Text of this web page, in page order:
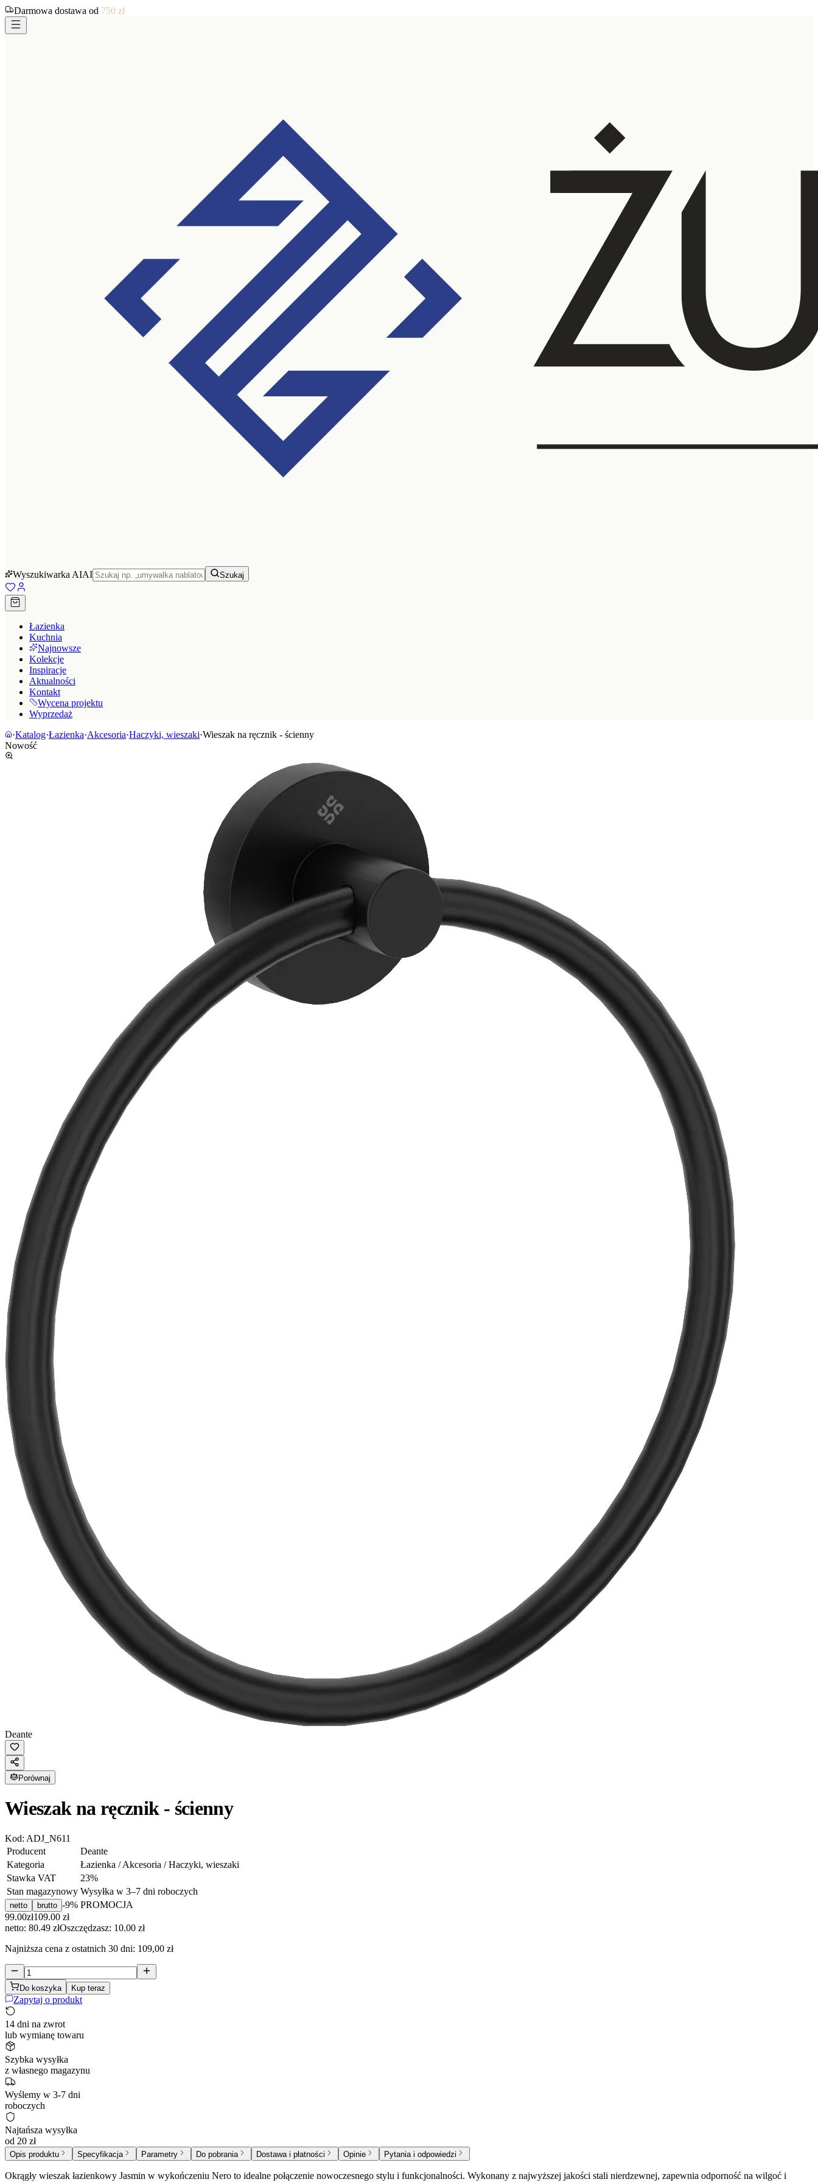
Darmowa dostawa od 750 zł
Wyszukiwarka AIAI Szukaj
Łazienka
Kuchnia
Najnowsze
Kolekcje
Inspiracje
Aktualności
Kontakt
Wycena projektu
Wyprzedaż
·Katalog·Łazienka·Akcesoria·Haczyki, wieszaki·Wieszak na ręcznik - ścienny
Nowość
Deante
Porównaj
Wieszak na ręcznik - ścienny
Kod: ADJ_N611
Producent
Deante
Kategoria
Łazienka / Akcesoria / Haczyki, wieszaki
Stawka VAT
23%
Stan magazynowy Wysyłka w 3–7 dni roboczych
netto brutto -9% PROMOCJA
99.00zł109.00 zł
netto: 80.49 złOszczędzasz: 10.00 zł
Najniższa cena z ostatnich 30 dni: 109,00 zł
Do koszyka Kup teraz
Zapytaj o produkt
14 dni na zwrot
lub wymianę towaru
Szybka wysyłka
z własnego magazynu
Wyślemy w 3-7 dni
roboczych
Najtańsza wysyłka
od 20 zł
Opis produktu Specyfikacja Parametry Do pobrania Dostawa i płatności Opinie Pytania i odpowiedzi
Okrągły wieszak łazienkowy Jasmin w wykończeniu Nero to idealne połączenie nowoczesnego stylu i funkcjonalności. Wykonany z najwyższej jakości stali nierdzewnej, zapewnia odporność na wilgoć i